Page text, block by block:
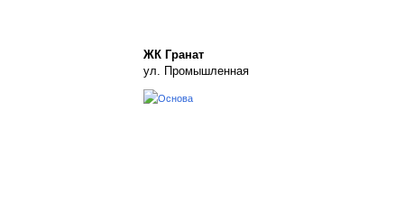
ЖК Гранат
ул. Промышленная